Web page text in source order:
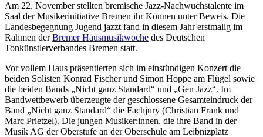
Am 22. November stellten bremische Jazz-Nachwuchstalente im
Saal der Musikerinitiative Bremen ihr Können unter Beweis. Die
Landesbegegnung Jugend jazzt fand in diesem Jahr erstmalig im
Rahmen derBremer Hausmusikwoche des Deutschen
Tonkünstlerverbandes Bremen statt.
Vor vollem Haus präsentierten sich im einstündigen Konzert die
beiden Solisten Konrad Fischer und Simon Hoppe am Flügel sowie
die beiden Bands „Nicht ganz Standard“ und „Gen Jazz“. Im
Bandwettbewerb überzeugte der geschlossene Gesamteindruck der
Band „Nicht ganz Standard“ die Fachjury (Christian Frank und
Marc Prietzel). Die jungen Musiker:innen, die ihre Band in der
Musik AG der Oberstufe an der Oberschule am Leibnizplatz